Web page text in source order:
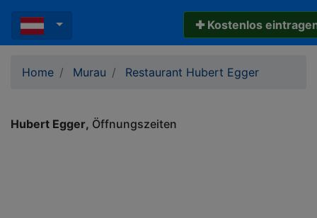
✚ Kostenlos
Home Murau Restaurant Hubert Egger
Hubert Egger Öffnungszeiten